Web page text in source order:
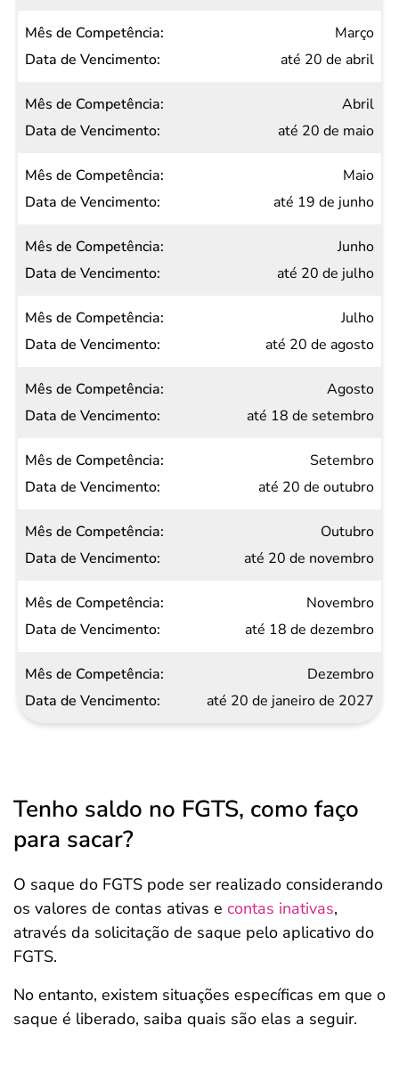
Março
até 20 de abril
Abril
até 20 de maio
Maio
até 19 de junho
Junho
até 20 de julho
Julho
até 20 de agosto
Agosto
até 18 de setembro
Setembro
até 20 de outubro
Outubro
até 20 de novembro
Novembro
até 18 de dezembro
Dezembro
até 20 de janeiro de 2027
Tenho saldo no FGTS, como faço
para sacar?
O saque do FGTS pode ser realizado considerando
os valores de contas ativas e contas inativas,
através da solicitação de saque pelo aplicativo do
FGTS.
No entanto, existem situações específicas em que o
saque é liberado, saiba quais são elas a seguir.